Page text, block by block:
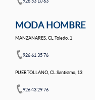
MODA HOMBRE
MANZANARES, CL Toledo, 1
926 61 35 76
PUERTOLLANO, CL Santísimo, 13
926 43 29 76